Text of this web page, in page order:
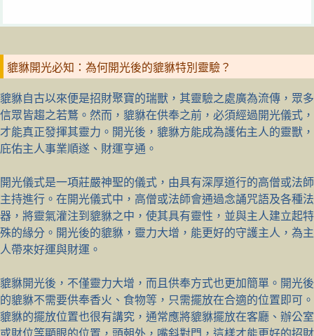
貔貅開光必知：為何開光後的貔貅特別靈驗？
貔貅自古以來便是招財聚寶的瑞獸，其靈驗之處廣為流傳，眾多
信眾皆趨之若鶩。然而，貔貅在供奉之前，必須經過開光儀式，
才能真正發揮其靈力。開光後，貔貅方能成為護佑主人的靈獸，
庇佑主人事業順遂、財運亨通。
開光儀式是一項莊嚴神聖的儀式，由具有深厚道行的高僧或法師
主持進行。在開光儀式中，高僧或法師會通過念誦咒語及各種法
器，將靈氣灌注到貔貅之中，使其具有靈性，並與主人建立起特
殊的緣分。開光後的貔貅，靈力大增，能更好的守護主人，為主
人帶來好運與財運。
貔貅開光後，不僅靈力大增，而且供奉方式也更加簡單。開光後
的貔貅不需要供奉香火、食物等，只需擺放在合適的位置即可。
貔貅的擺放位置也很有講究，通常應將貔貅擺放在客廳、辦公室
或財位等顯眼的位置，頭朝外，嘴斜對門，這樣才能更好的招財